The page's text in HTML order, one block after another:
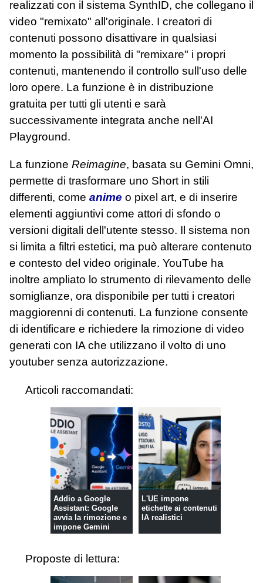
realizzati con il sistema SynthID, che collegano il
video "remixato" all'originale. I creatori di
contenuti possono disattivare in qualsiasi
momento la possibilità di "remixare" i propri
contenuti, mantenendo il controllo sull'uso delle
loro opere. La funzione è in distribuzione
gratuita per tutti gli utenti e sarà
successivamente integrata anche nell'AI
Playground.
La funzione Reimagine, basata su Gemini Omni,
permette di trasformare uno Short in stili
differenti, come anime o pixel art, e di inserire
elementi aggiuntivi come attori di sfondo o
versioni digitali dell'utente stesso. Il sistema non
si limita a filtri estetici, ma può alterare contenuto
e contesto del video originale. YouTube ha
inoltre ampliato lo strumento di rilevamento delle
somiglianze, ora disponibile per tutti i creatori
maggiorenni di contenuti. La funzione consente
di identificare e richiedere la rimozione di video
generati con IA che utilizzano il volto di uno
youtuber senza autorizzazione.
Articoli raccomandati:
Addio a Google
Assistant: Google
avvia la rimozione e
impone Gemini
L'UE impone
etichette ai contenuti
IA realistici
Proposte di lettura: